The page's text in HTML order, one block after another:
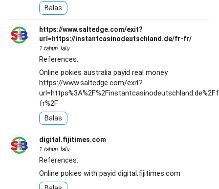
Balas
https://www.saltedge.com/exit?
url=https://instantcasinodeutschland.de/fr-fr/
1 tahun lalu
References:
Online pokies australia payid real money
https://www.saltedge.com/exit?
fr%2F
Balas
digital.fijitimes.com
1 tahun lalu
References:
Online pokies with payid digital.fijitimes.com